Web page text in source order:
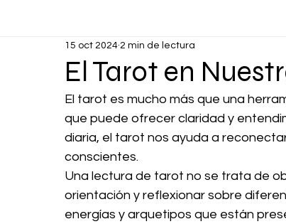
El Tarot en
15 oct 2024 2 min de lectura
El tarot es mucho más que una
que puede ofrecer claridad y
diaria, el tarot nos ayuda a
conscientes.
Una lectura de tarot no se trata de
orientación y reflexionar sobre
energías y arquetipos que están